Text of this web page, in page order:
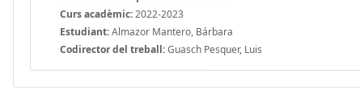
Curs acadèmic:2022-2023
Estudiant:Almazor Mantero, Bárbara
Codirector del treball:Guasch Pesquer, Luis